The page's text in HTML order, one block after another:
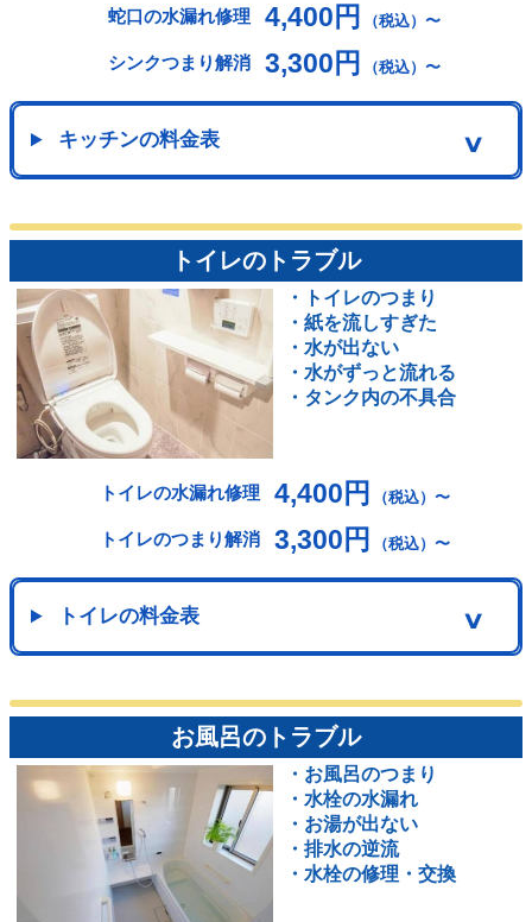
蛇口の水漏れ修理 4,400円 （税込）〜
シンクつまり解消 3,300円 （税込）〜
キッチンの料金表 ∨
トイレのトラブル
・トイレのつまり
・紙を流しすぎた
・水が出ない
・水がずっと流れる
・タンク内の不具合
トイレの水漏れ修理 4,400円 （税込）〜
トイレのつまり解消 3,300円 （税込）〜
トイレの料金表 ∨
お風呂のトラブル
・お風呂のつまり
・水栓の水漏れ
・お湯が出ない
・排水の逆流
・水栓の修理・交換